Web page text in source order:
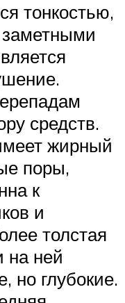
тонкостью,
средств.
жирный
поры,
к
и
толстая
на ней
но глубокие.